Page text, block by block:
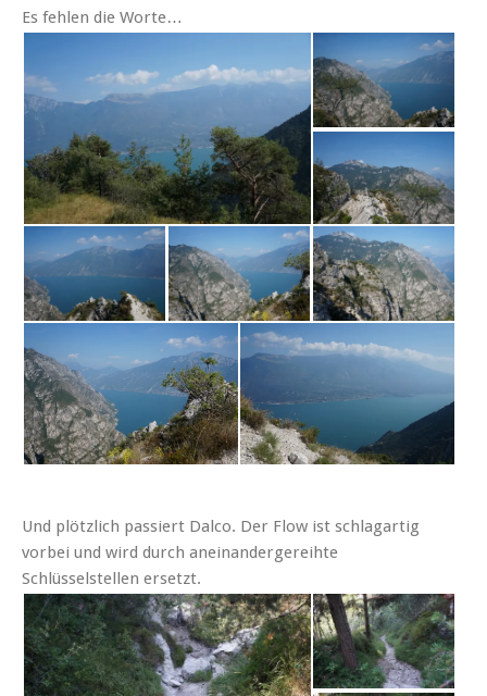
Es fehlen die Worte…
Und plötzlich passiert Dalco. Der Flow ist schlagartig
vorbei und wird durch aneinandergereihte
Schlüsselstellen ersetzt.